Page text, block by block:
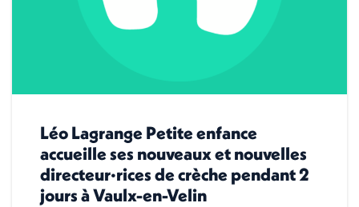
Léo Lagrange Petite enfance
accueille ses nouveaux et nouvelles
directeur·rices de crèche pendant 2
jours à Vaulx-en-Velin